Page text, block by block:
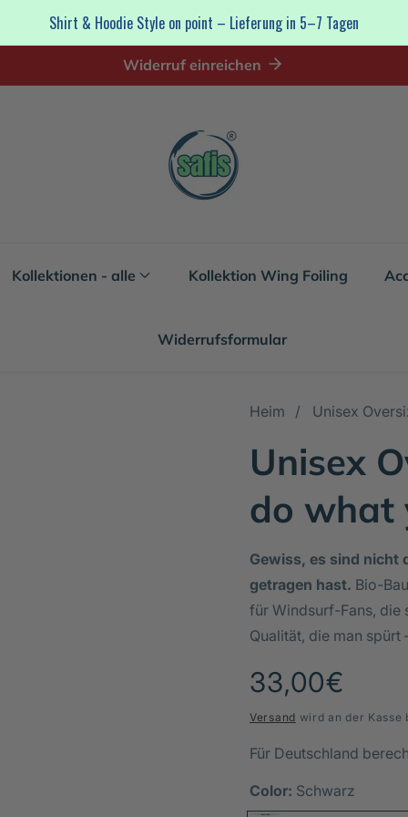
Shirt & Hoodie Style on point – Lieferung in 5–7 Tagen
Widerruf einreichen
Kollektionen - alle Kollektion Wing Foiling
Widerrufsformular
Heim Unisex
Unisex
do what
Gewiss, es sind nicht
getragen hast. Bio-
für Windsurf-Fans, die
Qualität, die man spürt
Normaler
Preis
33,00€
Versand wird an der Kasse
Für Deutschland
Color: Schwarz